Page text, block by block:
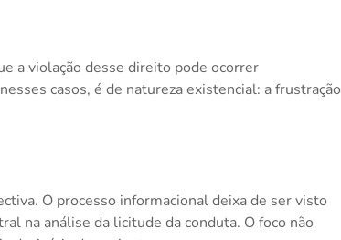
a violação desse direito pode ocorrer
casos, é de natureza existencial: a frustração
O processo informacional deixa de ser visto
na análise da licitude da conduta. O foco não